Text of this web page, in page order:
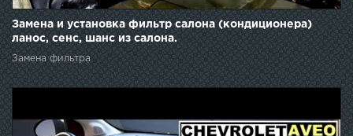
Замена и установка фильтр салона (кондиционера)
ланос, сенс, шанс из салона.
Замена фильтра